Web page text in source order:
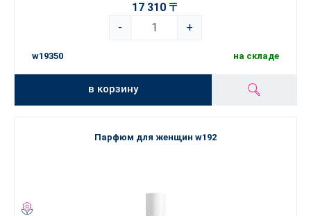
17 310 〒
-
+
w19350 на складе
в корзину
Парфюм для женщин w192